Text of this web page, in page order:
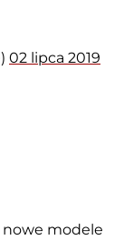
02 lipca 2019
modele